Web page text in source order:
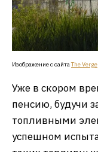
Изображение с сайтаTheVerge
Уже в скором
пенсию, будучи
топливными
успешном